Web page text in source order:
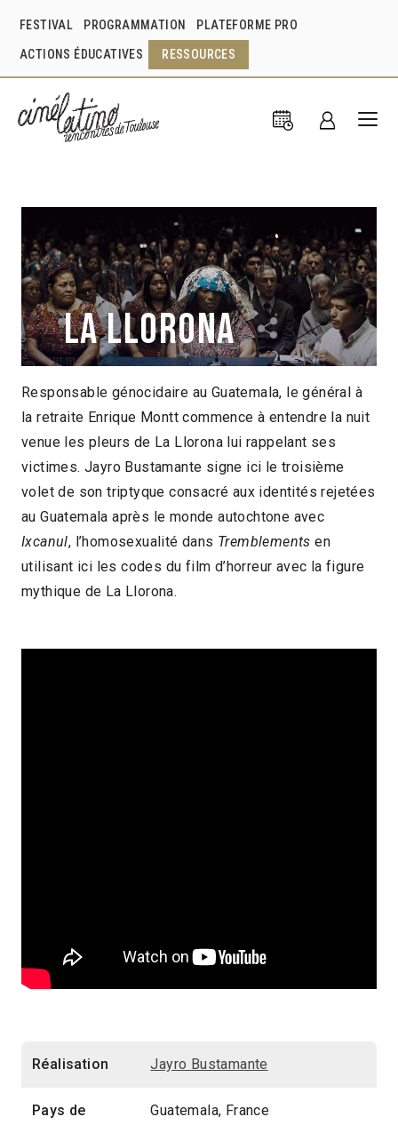
FESTIVAL PROGRAMMATION PLATEFORME PRO
ACTIONS ÉDUCATIVES RESSOURCES
La Llorona
Jayro Bustamante Guatemala 2019
1h37
2020 > Exercices de mémoire
Responsable génocidaire au Guatemala, le général à
la retraite Enrique Montt commence à entendre la nuit
venue les pleurs de La Llorona lui rappelant ses
victimes. Jayro Bustamante signe ici le troisième
volet de son triptyque consacré aux identités rejetées
au Guatemala après le monde autochtone avec
Ixcanul, l’homosexualité dans Tremblementsen
utilisant ici les codes du film d’horreur avec la figure
mythique de La Llorona.
Réalisation Jayro Bustamante
Pays de
Guatemala, France